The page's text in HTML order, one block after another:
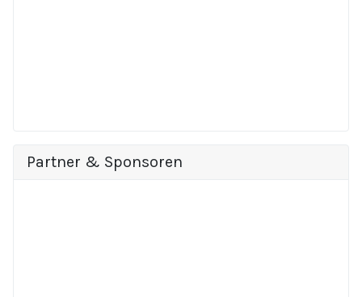
Partner & Sponsoren